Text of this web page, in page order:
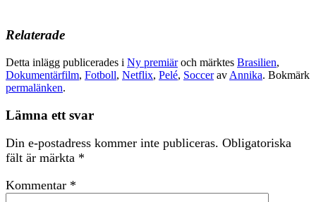
Relaterade
Detta inlägg publicerades i Ny premiäroch märktes Brasilien,
Dokumentärfilm, Fotboll, Netflix, Pelé, Soccerav Annika. Bokmärk
permalänken.
Lämna ett svar
Din e-postadress kommer inte publiceras. Obligatoriska
fält är märkta *
Kommentar *